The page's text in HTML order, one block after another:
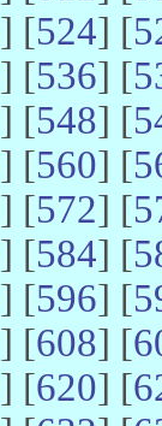
] [524] [
] [536] [
] [548] [
] [560] [
] [572] [
] [584] [
] [596] [
] [608] [
] [620] [